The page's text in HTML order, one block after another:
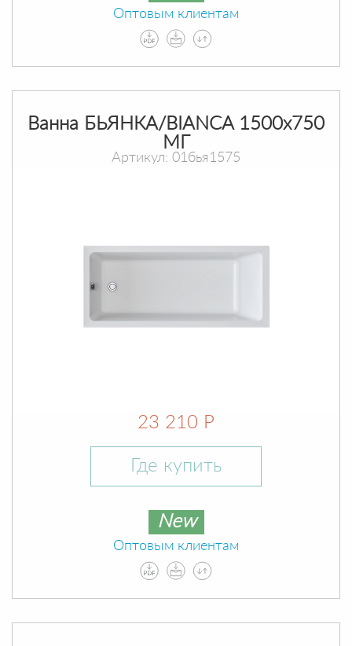
Оптовым клиентам
Ванна БЬЯНКА/BIANCA 1500х750
МГ
Артикул: 01бья1575
23 210 Р
Где купить
New
Оптовым клиентам